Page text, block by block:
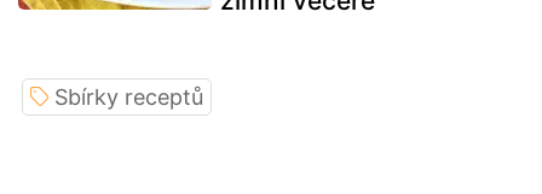
Sbírky receptů